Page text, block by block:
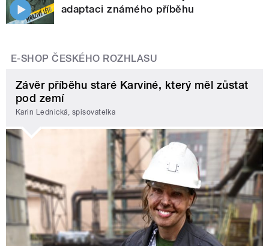
adaptaci známého příběhu
E-SHOP ČESKÉHO ROZHLASU
Závěr příběhu staré Karviné, který měl zůstat
pod zemí
Karin Lednická, spisovatelka